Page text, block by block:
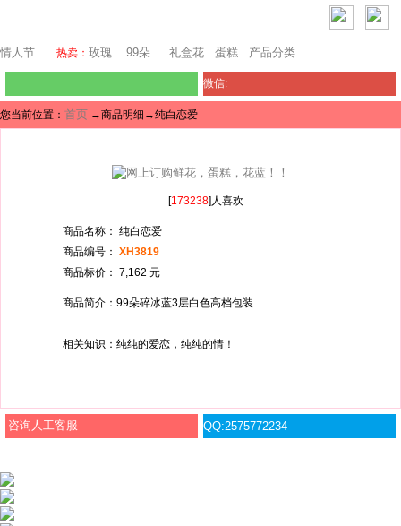
情人节 热卖： 玫瑰 99朵 礼盒花 蛋糕 产品分类
微信:
您当前位置： 首页 →商品明细→纯白恋爱
[173238]人喜欢
商品名称： 纯白恋爱
商品编号： XH3819
商品标价： 7,162 元
商品简介：99朵碎冰蓝3层白色高档包装
相关知识：纯纯的爱恋，纯纯的情！
咨询人工客服 QQ:2575772234